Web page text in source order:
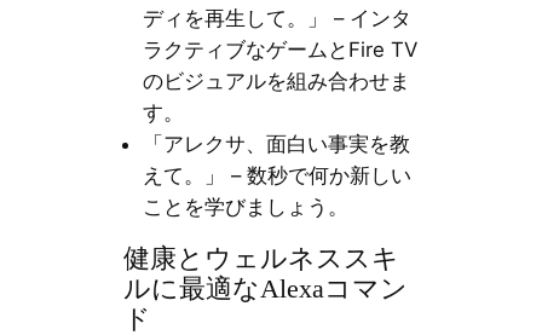
ディを再生して。」 – インタ
ラクティブなゲームとFire TV
のビジュアルを組み合わせま
す。
「アレクサ、面白い事実を教
えて。」 – 数秒で何か新しい
ことを学びましょう。
健康とウェルネススキ
ルに最適なAlexaコマン
ド